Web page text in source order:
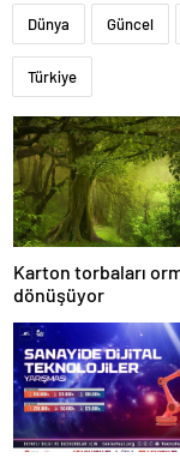
Dünya Güncel
Türkiye
Karton torbaları
dönüşüyor